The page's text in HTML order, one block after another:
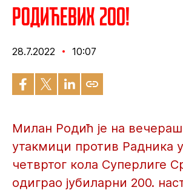
Родићевих 200!
28.7.2022 10:07
Милан Родић је на
утакмици против Радника
четвртог кола Суперлиге
одиграо јубиларни 200.